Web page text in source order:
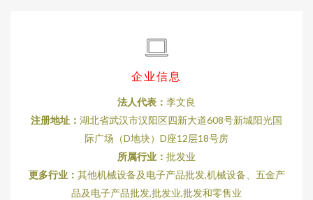
企业信息
法人代表： 李文良
注册地址： 湖北省武汉市汉阳区四新大道608号新城阳光国
际广场（D地块）D座12层18号房
所属行业： 批发业
更多行业： 其他机械设备及电子产品批发,机械设备、五金产
品及电子产品批发,批发业,批发和零售业